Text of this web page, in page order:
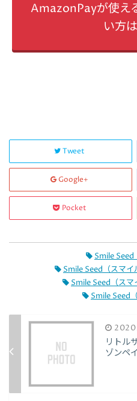
AmazonPayが使え
い方
Tweet
Google+
Pocket
Smile
Smile Seed（スマ
Smile Seed（ス
Smile Seed
リトル
ゾンペ